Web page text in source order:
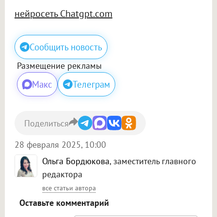
нейросеть Сhatgpt.com
Сообщить новость
Размещение рекламы
Макс Телеграм
Ольга Бордюкова, заместитель главного
редактора
все статьи автора
28 февраля 2025, 10:00
Поделиться
Оставьте комментарий